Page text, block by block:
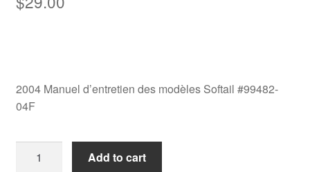
2004 Manuel d’entretien des modèles Softail #99482-
04F
2004
Add to cart